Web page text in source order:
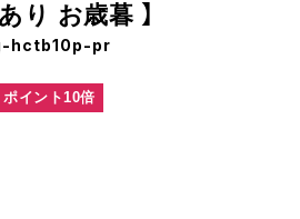
り お歳暮 】
hctb10p-pr
ポイント10倍